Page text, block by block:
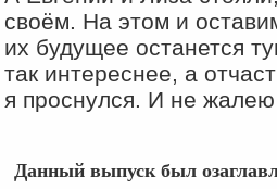
своём. На этом и
их будущее останется
так интереснее, а
я проснулся. И не
Данный выпуск был